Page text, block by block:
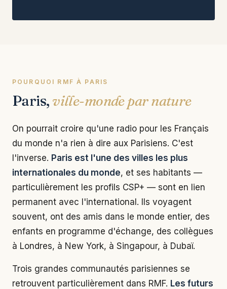
POURQUOI RMF À PARIS
Paris, ville-monde par nature
On pourrait croire qu'une radio pour les Français
du monde n'a rien à dire aux Parisiens. C'est
l'inverse. Paris est l'une des villes les plus
internationales du monde, et ses habitants —
particulièrement les profils CSP+ — sont en lien
permanent avec l'international. Ils voyagent
souvent, ont des amis dans le monde entier, des
enfants en programme d'échange, des collègues
à Londres, à New York, à Singapour, à Dubaï.
Trois grandes communautés parisiennes se
retrouvent particulièrement dans RMF. Les futurs